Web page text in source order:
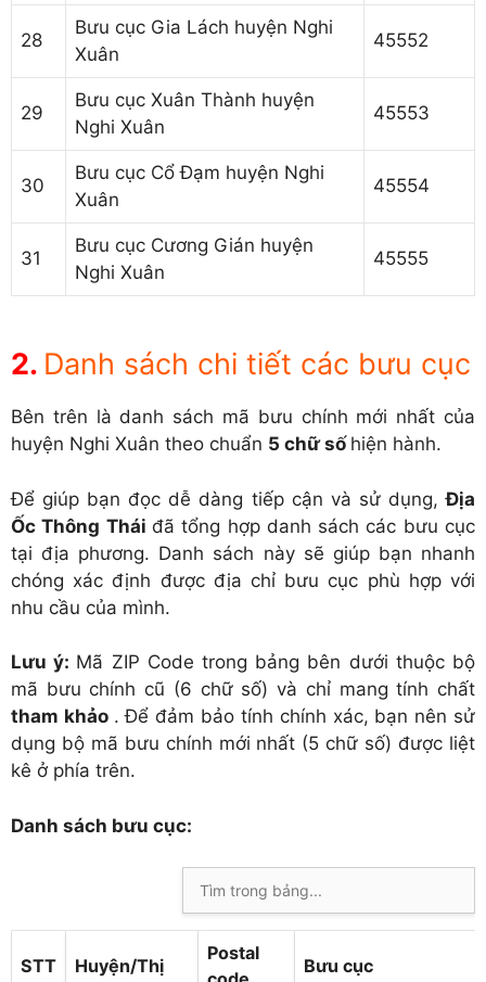
28
Bưu cục Gia Lách huyện Nghi
Xuân
45552
29
Bưu cục Xuân Thành huyện
Nghi Xuân
45553
30
Bưu cục Cổ Đạm huyện Nghi
Xuân
45554
31
Bưu cục Cương Gián huyện
Nghi Xuân
45555
Danh sách chi tiết các bưu cục
Bên trên là danh sách mã bưu chính mới nhất của
huyện Nghi Xuân theo chuẩn 5 chữ số hiện hành.
Để giúp bạn đọc dễ dàng tiếp cận và sử dụng,Địa
Ốc Thông Thái đã tổng hợp danh sách các bưu cục
tại địa phương. Danh sách này sẽ giúp bạn nhanh
chóng xác định được địa chỉ bưu cục phù hợp với
nhu cầu của mình.
Lưu ý: Mã ZIP Code trong bảng bên dưới thuộc bộ
mã bưu chính cũ (6 chữ số) và chỉ mang tính chất
tham khảo . Để đảm bảo tính chính xác, bạn nên sử
dụng bộ mã bưu chính mới nhất (5 chữ số) được liệt
kê ở phía trên.
Danh sách bưu cục:
STT Huyện/Thị
Postal
Bưu cục